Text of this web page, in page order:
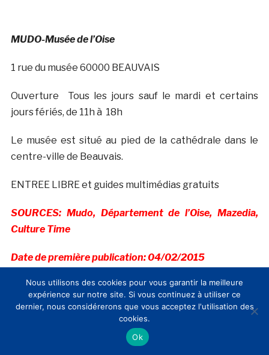
MUDO-Musée de l’Oise
1 rue du musée 60000 BEAUVAIS
Ouverture Tous les jours sauf le mardi et certains
jours fériés, de 11h à 18h
Le musée est situé au pied de la cathédrale dans le
centre-ville de Beauvais.
ENTREE LIBRE et guides multimédias gratuits
SOURCES: Mudo, Département de l’Oise, Mazedia,
Culture Time
Date de première publication: 04/02/2015
Fondation du Patrimoine: 3 donateurs
récompensés par la ministre de la culture et le don
Nous utilisons des cookies pour vous garantir la meilleure
expérience sur notre site. Si vous continuez à utiliser ce
dernier, nous considérerons que vous acceptez l'utilisation des
cookies.
Ok